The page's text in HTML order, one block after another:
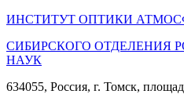
ИНСТИТУТ ОПТИКИ
СИБИРСКОГО ОТДЕЛЕНИЯ
НАУК
634055, Россия, г. Томск,